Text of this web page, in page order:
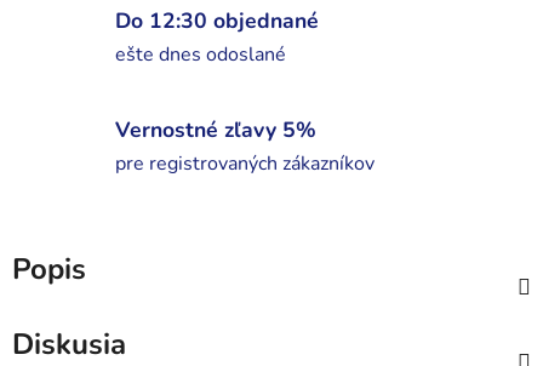
Do 12:30 objednané
ešte dnes odoslané
Vernostné zľavy 5%
pre registrovaných zákazníkov
Popis
Diskusia